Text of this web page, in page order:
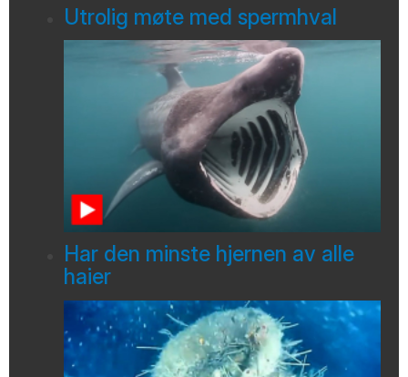
Utrolig møte med spermhval
Har den minste hjernen av alle
haier